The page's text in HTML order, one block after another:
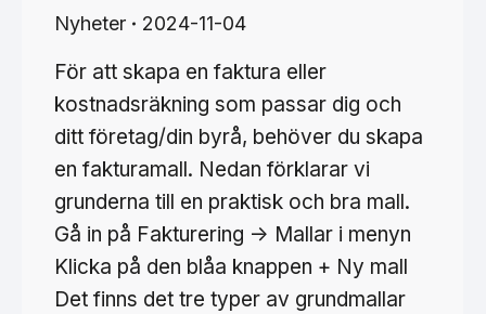
Nyheter 2024-11-04
För att skapa en faktura eller
kostnadsräkning som passar dig och
ditt företag/din byrå, behöver du skapa
en fakturamall. Nedan förklarar vi
grunderna till en praktisk och bra mall.
Gå in på Fakturering -> Mallar i menyn
Klicka på den blåa knappen + Ny mall
Det finns det tre typer av grundmallar